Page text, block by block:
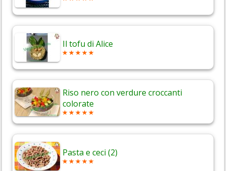
Il tofu di Alice
Riso nero con verdure croccanti
colorate
Pasta e ceci (2)